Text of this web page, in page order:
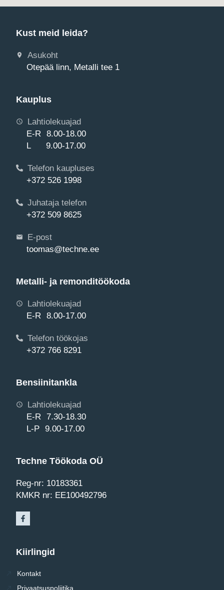
Kust meid leida?
Asukoht
Otepää linn, Metalli tee 1
Kauplus
Lahtiolekuajad
E-R 8.00-18.00
L 9.00-17.00
Telefon kaupluses
+372 526 1998
Juhataja telefon
+372 509 8625
E-post
toomas@techne.ee
Metalli- ja remonditöökoda
Lahtiolekuajad
E-R 8.00-17.00
Telefon töökojas
+372 766 8291
Bensiinitankla
Lahtiolekuajad
E-R 7.30-18.30
L-P 9.00-17.00
Techne Töökoda OÜ
Reg-nr: 10183361
KMKR nr: EE100492796
Kiirlingid
Kontakt
Privaatsuspoliitika